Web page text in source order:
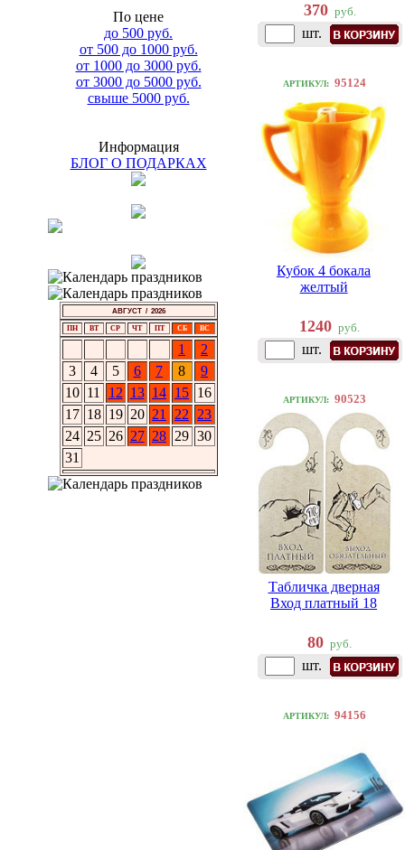
По цене
до 500 руб.
от 500 до 1000 руб.
от 1000 до 3000 руб.
от 3000 до 5000 руб.
свыше 5000 руб.
Информация
БЛОГ О ПОДАРКАХ
АВГУСТ / 2026
ПН ВТ СР ЧТ ПТ СБ ВС
1
2
3
4 5 6 7 8
9
10 11 12 13 14 15 16
17 18 19 20 21 22
23
24 25 26 27 28 29 30
31
370 руб.
шт.
АРТИКУЛ: 95124
Кубок 4 бокала
желтый
1240 руб.
шт.
АРТИКУЛ: 90523
Табличка дверная
Вход платный 18
80 руб.
шт.
АРТИКУЛ: 94156